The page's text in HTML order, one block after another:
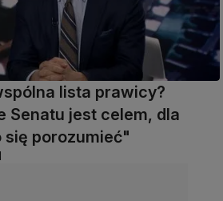
lista prawicy?
Senatu jest celem, dla
porozumieć"